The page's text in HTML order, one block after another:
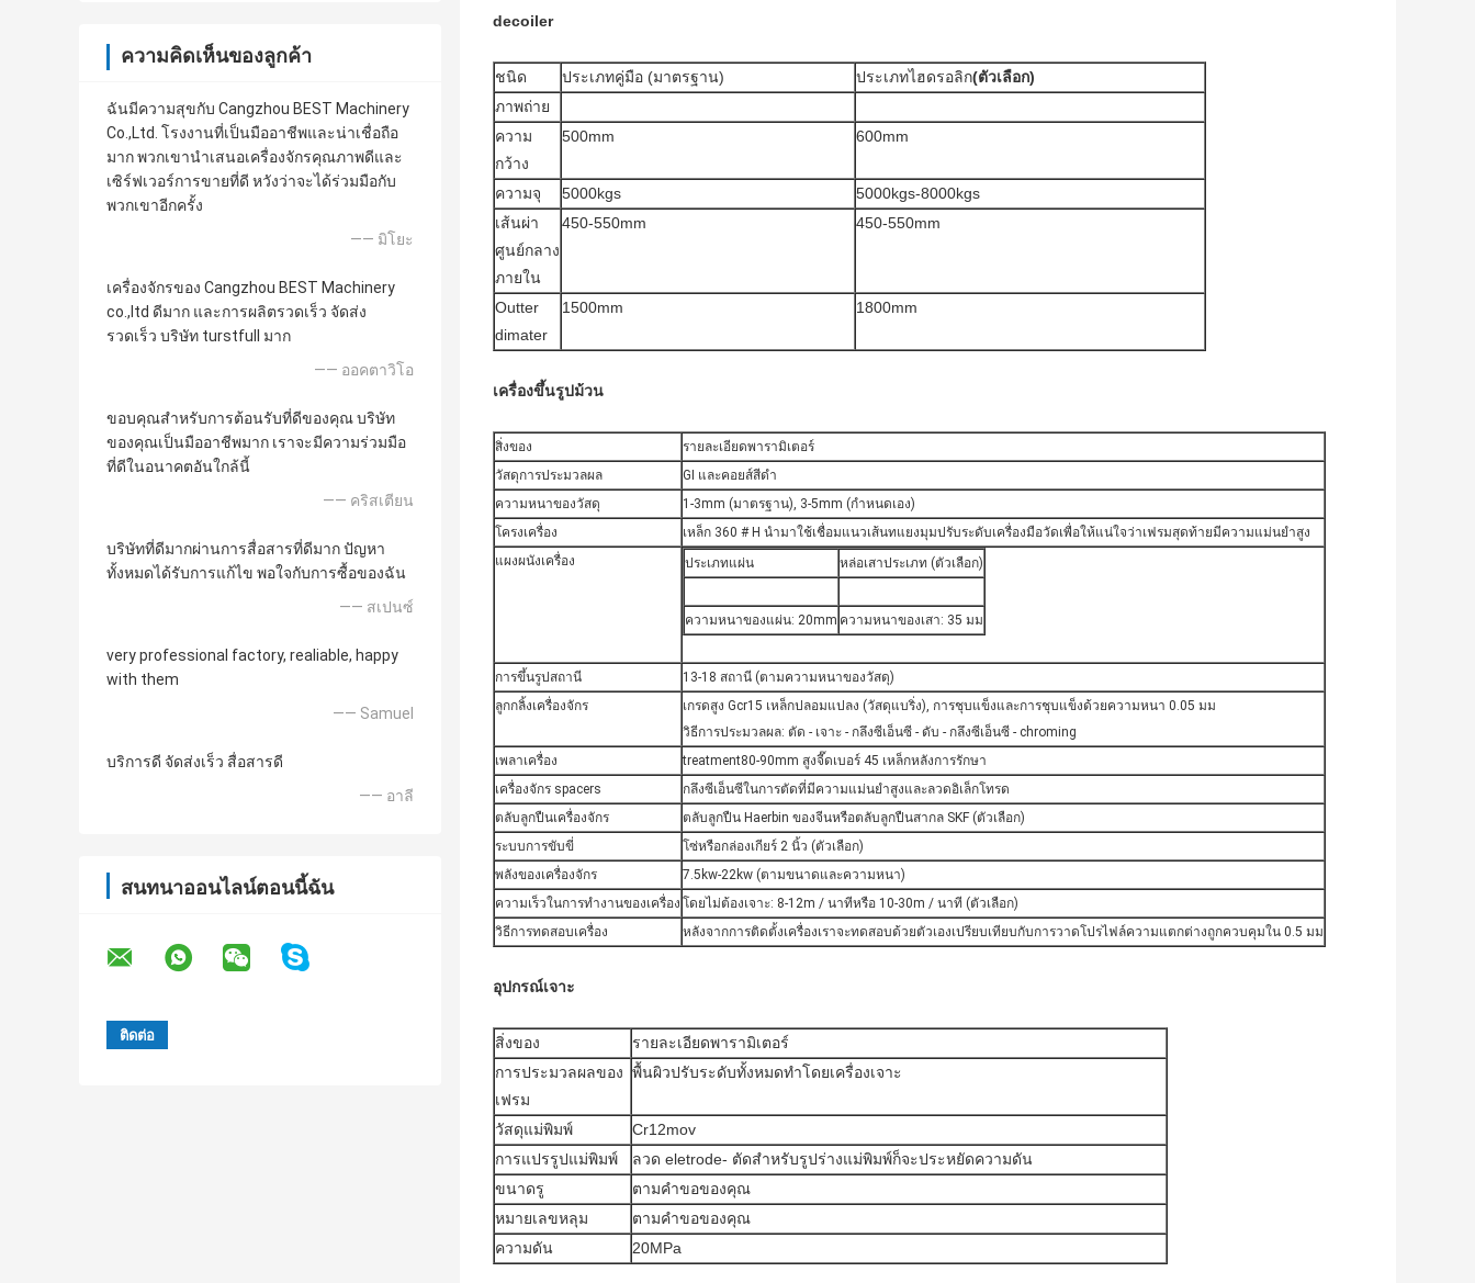
ความคิดเห็นของลูกค้า
ฉันมีความสุขกับ Cangzhou BEST Machinery
Co.,Ltd. โรงงานที่เป็นมืออาชีพและน่าเชื่อถือ
มาก พวกเขานำเสนอเครื่องจักรคุณภาพดีและ
เซิร์ฟเวอร์การขายที่ดี หวังว่าจะได้ร่วมมือกับ
พวกเขาอีกครั้ง
—— มิโยะ
เครื่องจักรของ Cangzhou BEST Machinery
co.,ltd ดีมาก และการผลิตรวดเร็ว จัดส่ง
รวดเร็ว บริษัท turstfull มาก
—— ออคตาวิโอ
ขอบคุณสำหรับการต้อนรับที่ดีของคุณ บริษัท
ของคุณเป็นมืออาชีพมาก เราจะมีความร่วมมือ
ที่ดีในอนาคตอันใกล้นี้
—— คริสเตียน
บริษัทที่ดีมากผ่านการสื่อสารที่ดีมาก ปัญหา
ทั้งหมดได้รับการแก้ไข พอใจกับการซื้อของฉัน
—— สเปนซ์
very professional factory, realiable, happy
with them
—— Samuel
บริการดี จัดส่งเร็ว สื่อสารดี
—— อาลี
สนทนาออนไลน์ตอนนี้ฉัน
decoiler
ชนิด ประเภทคู่มือ (มาตรฐาน) ประเภทไฮดรอลิก(ตัวเลือก)
ภาพถ่าย
ความ
กว้าง
500mm 600mm
ความจุ 5000kgs
5000kgs-8000kgs
เส้นผ่า
ศูนย์กลาง
ภายใน
450-550mm 450-550mm
Outter
dimater
1500mm 1800mm
เครื่องขึ้นรูปม้วน
สิ่งของ
รายละเอียดพารามิเตอร์
วัสดุการประมวลผล
GI และคอยส์สีดำ
ความหนาของวัสดุ
1-3mm (มาตรฐาน), 3-5mm (กำหนดเอง)
โครงเครื่อง
เหล็ก 360 # H นำมาใช้เชื่อมแนวเส้นทแยงมุมปรับระดับเครื่องมือวัดเพื่อให้แน่ใจว่าเฟรมสุดท้ายมีความแม่นยำสูง
แผงผนังเครื่อง
ประเภทแผ่น หล่อเสาประเภท (ตัวเลือก)
ความหนาของแผ่น: 20mm ความหนาของเสา: 35 มม
การขึ้นรูปสถานี
13-18 สถานี (ตามความหนาของวัสดุ)
ลูกกลิ้งเครื่องจักร
เกรดสูง Gcr15 เหล็กปลอมแปลง (วัสดุแบริ่ง), การชุบแข็งและการชุบแข็งด้วยความหนา 0.05 มม
วิธีการประมวลผล: ตัด - เจาะ - กลึงซีเอ็นซี - ดับ - กลึงซีเอ็นซี - chroming
เพลาเครื่อง
treatment80-90mm สูงจี๊ดเบอร์ 45 เหล็กหลังการรักษา
เครื่องจักร spacers
กลึงซีเอ็นซีในการตัดที่มีความแม่นยำสูงและลวดอิเล็กโทรด
ตลับลูกปืนเครื่องจักร
ตลับลูกปืน Haerbin ของจีนหรือตลับลูกปืนสากล SKF (ตัวเลือก)
ระบบการขับขี่
โซ่หรือกล่องเกียร์ 2 นิ้ว (ตัวเลือก)
พลังของเครื่องจักร
7.5kw-22kw (ตามขนาดและความหนา)
ความเร็วในการทำงานของเครื่อง โดยไม่ต้องเจาะ: 8-12m / นาทีหรือ 10-30m / นาที (ตัวเลือก)
วิธีการทดสอบเครื่อง
หลังจากการติดตั้งเครื่องเราจะทดสอบด้วยตัวเองเปรียบเทียบกับการวาดโปรไฟล์ความแตกต่างถูกควบคุมใน 0.5 มม
อุปกรณ์เจาะ
สิ่งของ
รายละเอียดพารามิเตอร์
การประมวลผลของ
เฟรม
พื้นผิวปรับระดับทั้งหมดทำโดยเครื่องเจาะ
วัสดุแม่พิมพ์
Cr12mov
การแปรรูปแม่พิมพ์
ลวด eletrode- ตัดสำหรับรูปร่างแม่พิมพ์ก็จะประหยัดความดัน
ขนาดรู
ตามคำขอของคุณ
หมายเลขหลุม
ตามคำขอของคุณ
ความดัน
20MPa